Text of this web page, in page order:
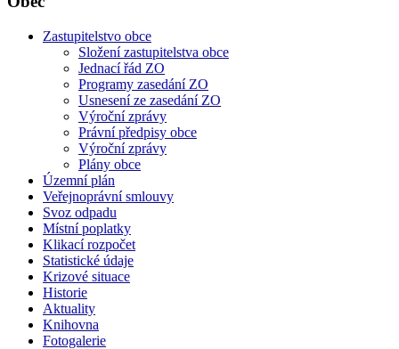
Zastupitelstvo obce
Složení zastupitelstva obce
Jednací řád ZO
Programy zasedání ZO
Usnesení ze zasedání ZO
Výroční zprávy
Právní předpisy obce
Výroční zprávy
Plány obce
Územní plán
Veřejnoprávní smlouvy
Svoz odpadu
Místní poplatky
Klikací rozpočet
Statistické údaje
Krizové situace
Historie
Aktuality
Knihovna
Fotogalerie